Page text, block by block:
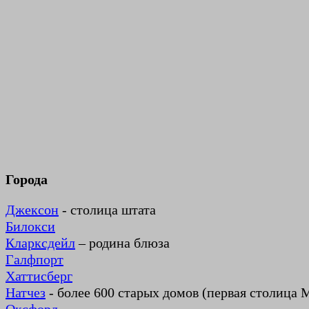
Города
Джексон - столица штата
Билокси
Кларксдейл– родина блюза
Галфпорт
Хаттисберг
Натчез - более 600 старых домов (первая столица